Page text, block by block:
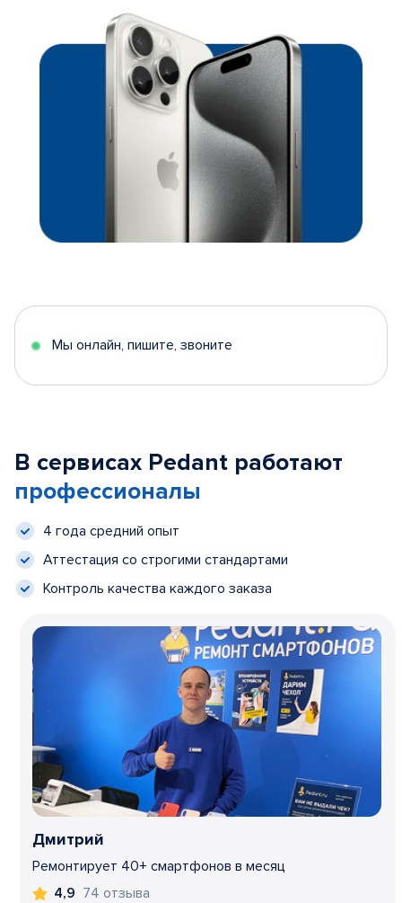
Мы онлайн, пишите, звоните
В сервисах Pedant работают
профессионалы
4 года средний опыт
Аттестация со строгими стандартами
Контроль качества каждого заказа
Дмитрий
Ремонтирует 40+ смартфонов в месяц
4,9 74 отзыва